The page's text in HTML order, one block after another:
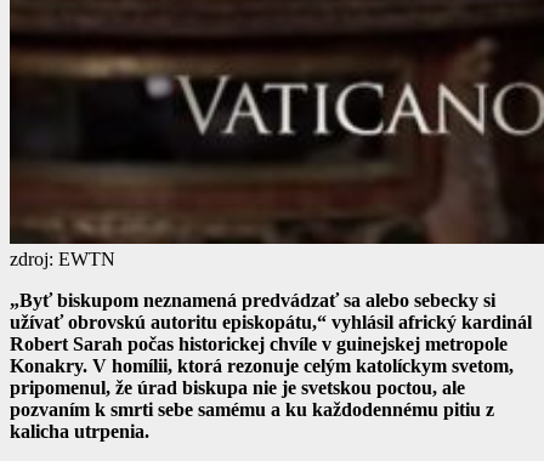
zdroj: EWTN
„Byť biskupom neznamená predvádzať sa alebo sebecky si
užívať obrovskú autoritu episkopátu,“ vyhlásil africký kardinál
Robert Sarah počas historickej chvíle v guinejskej metropole
Konakry. V homílii, ktorá rezonuje celým katolíckym svetom,
pripomenul, že úrad biskupa nie je svetskou poctou, ale
pozvaním k smrti sebe samému a ku každodennému pitiu z
kalicha utrpenia.